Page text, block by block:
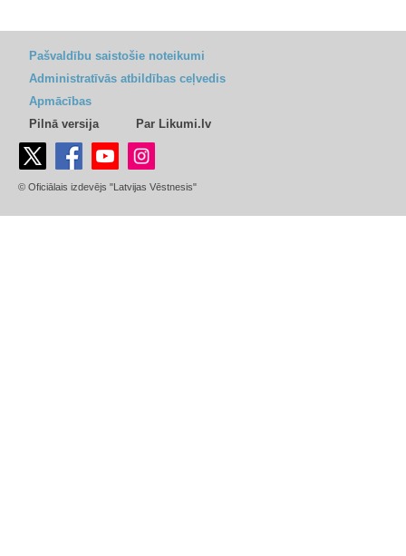
Pašvaldību saistošie noteikumi
Administratīvās atbildības ceļvedis
Apmācības
Pilnā versija
Par Likumi.lv
© Oficiālais izdevējs "Latvijas Vēstnesis"